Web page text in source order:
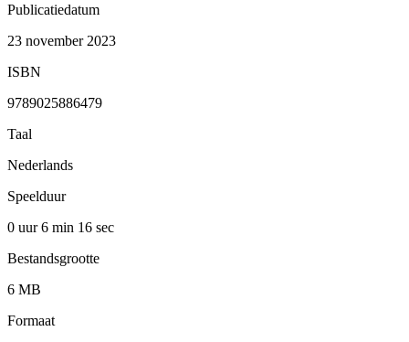
Publicatiedatum
23 november 2023
ISBN
9789025886479
Taal
Nederlands
Speelduur
0 uur 6 min 16 sec
Bestandsgrootte
6 MB
Formaat